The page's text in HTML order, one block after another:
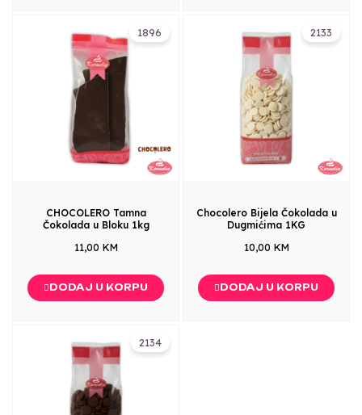
1896
CHOCOLERO Tamna
Čokolada u Bloku 1kg
11,00 KM
DODAJ U KORPU
2133
Chocolero Bijela Čokolada u
Dugmićima 1KG
10,00 KM
DODAJ U KORPU
2134